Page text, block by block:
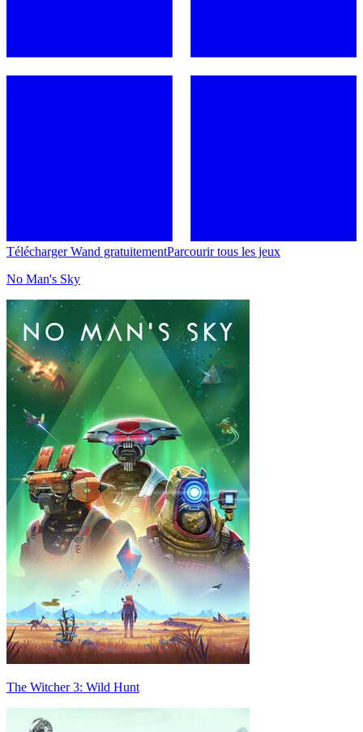
Télécharger Wand gratuitementParcourir tous les jeux
No Man's Sky
The Witcher 3: Wild Hunt